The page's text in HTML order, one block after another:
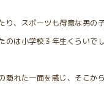
り、スポーツも得意な男の
のは小学校３年生くらいで
隠れた一面を感じ、そこか